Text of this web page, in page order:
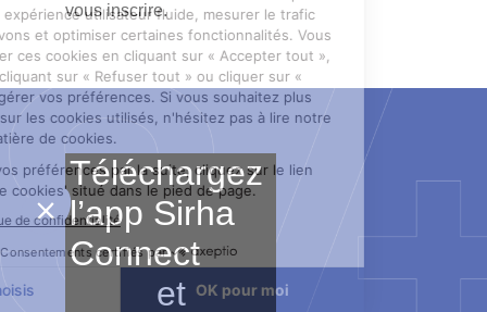
vous inscrire.
Téléchargez
l’app Sirha
Connect
et